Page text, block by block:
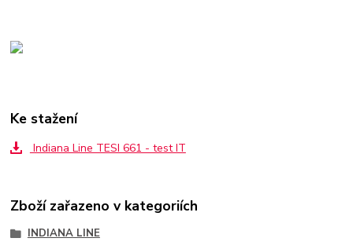
Ke stažení
Indiana Line TESI 661 - test IT
Zboží zařazeno v kategoriích
INDIANA LINE